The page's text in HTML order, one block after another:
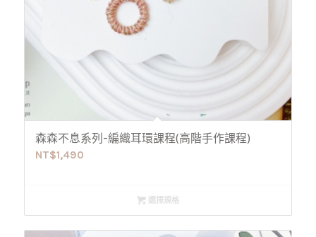
森森不息系列-編織耳環課程(高階手作課程)
NT$1,490
選擇規格